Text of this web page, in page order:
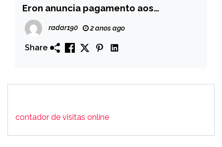
Eron anuncia pagamento aos
beneficiários do programa Bolsa
Progresso
radar190 2 anos ago
Share
contador de visitas online